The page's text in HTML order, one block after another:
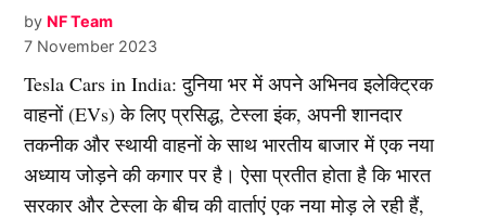
by NF Team
7 November 2023
Tesla Cars in India: दुनिया भर में अपने अभिनव इलेक्ट्रिक
वाहनों (EVs) के लिए प्रसिद्ध, टेस्ला इंक, अपनी शानदार
तकनीक और स्थायी वाहनों के साथ भारतीय बाजार में एक नया
अध्याय जोड़ने की कगार पर है। ऐसा प्रतीत होता है कि भारत
सरकार और टेस्ला के बीच की वार्ताएं एक नया मोड़ ले रही हैं,